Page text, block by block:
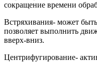
сокращение времени
Встряхивания- может
позволяет выполнить
вверх-вниз.
Центрифугирование-